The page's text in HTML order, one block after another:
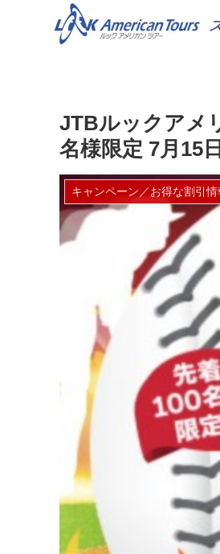
JTBルックアメ
名様限定 7月15
キャンペーン／お得な割引情